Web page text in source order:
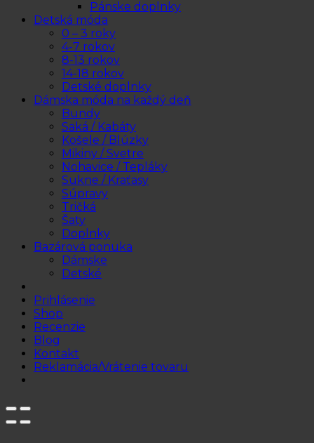
Pánske doplnky
Detská móda
0 – 3 roky
4-7 rokov
8-13 rokov
14-18 rokov
Detské doplnky
Dámska móda na každý deň
Bundy
Saká / Kabáty
Košele / Blúzky
Mikiny / Svetre
Nohavice / Tepláky
Sukne / Kraťasy
Súpravy
Tričká
Šaty
Doplnky
Bazárová ponuka
Dámske
Detské
Prihlásenie
Shop
Recenzie
Blog
Kontakt
Reklamácia/Vrátenie tovaru